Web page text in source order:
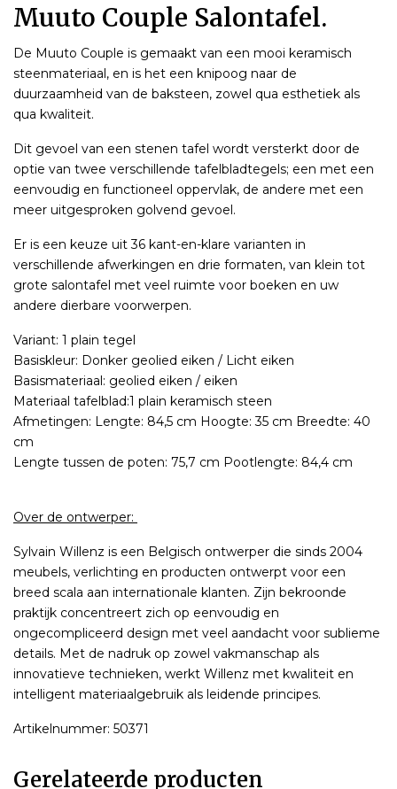
Muuto Couple Salontafel.
De Muuto Couple is gemaakt van een mooi keramisch
steenmateriaal, en is het een knipoog naar de
duurzaamheid van de baksteen, zowel qua esthetiek als
qua kwaliteit.
Dit gevoel van een stenen tafel wordt versterkt door de
optie van twee verschillende tafelbladtegels; een met een
eenvoudig en functioneel oppervlak, de andere met een
meer uitgesproken golvend gevoel.
Er is een keuze uit 36 kant-en-klare varianten in
verschillende afwerkingen en drie formaten, van klein tot
grote salontafel met veel ruimte voor boeken en uw
andere dierbare voorwerpen. ​
Variant: 1 plain tegel
Basiskleur: Donker geolied eiken / Licht eiken
Basismateriaal: geolied eiken / eiken
Materiaal tafelblad:1 plain keramisch steen
Afmetingen: Lengte: 84,5 cm Hoogte: 35 cm Breedte: 40
cm
Lengte tussen de poten: 75,7 cm Pootlengte: 84,4 cm
Over de ontwerper:
Sylvain Willenz is een Belgisch ontwerper die sinds 2004
meubels, verlichting en producten ontwerpt voor een
breed scala aan internationale klanten. Zijn bekroonde
praktijk concentreert zich op eenvoudig en
ongecompliceerd design met veel aandacht voor sublieme
details. Met de nadruk op zowel vakmanschap als
innovatieve technieken, werkt Willenz met kwaliteit en
intelligent materiaalgebruik als leidende principes.
Artikelnummer: 50371
Gerelateerde producten